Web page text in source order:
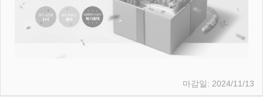
2024/11/13